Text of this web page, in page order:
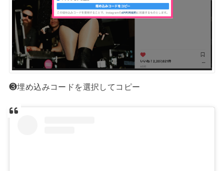
❸埋め込みコードを選択してコピー